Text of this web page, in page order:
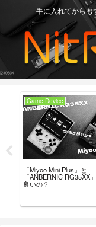
手に入れてから
Game Device
「Miyoo Mini Plus」と
「ANBERNIC RG35XX
良いの？